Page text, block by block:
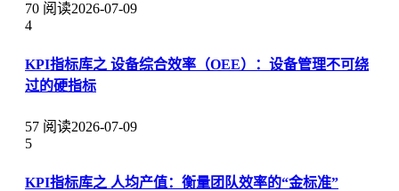
70 阅读2026-07-09
4
KPI指标库之 设备综合效率（OEE）：设备管理不可绕
过的硬指标
57 阅读2026-07-09
5
KPI指标库之 人均产值：衡量团队效率的“金标准”